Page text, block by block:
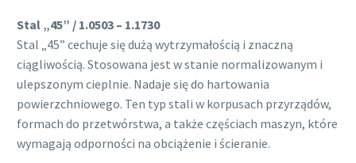
Stal „45” / 1.0503 – 1.1730
Stal „45” cechuje się dużą wytrzymałością i znaczną
ciągliwością. Stosowana jest w stanie normalizowanym i
ulepszonym cieplnie. Nadaje się do hartowania
powierzchniowego. Ten typ stali w korpusach przyrządów,
formach do przetwórstwa, a także częściach maszyn, które
wymagają odporności na obciążenie i ścieranie.